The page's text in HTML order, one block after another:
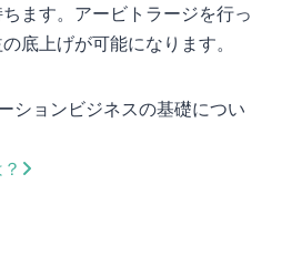
ます。アービトラージを行っ
底上げが可能になります。
ションビジネスの基礎につい